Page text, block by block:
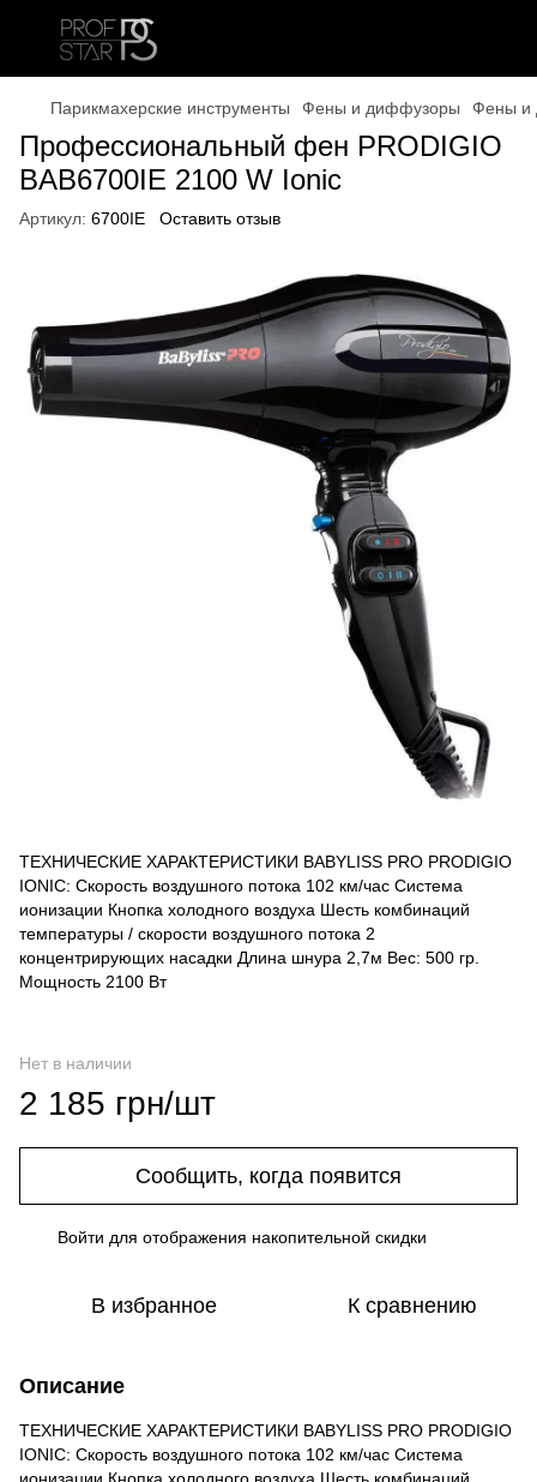
Парикмахерские инструменты Фены и диффузоры Фены и
Профессиональный фен PRODIGIO
BAB6700IE 2100 W Ionic
Артикул: 6700IE Оставить отзыв
ТЕХНИЧЕСКИЕ ХАРАКТЕРИСТИКИ BABYLISS PRO PRODIGIO
IONIC: Скорость воздушного потока 102 км/час Система
ионизации Кнопка холодного воздуха Шесть комбинаций
температуры / скорости воздушного потока 2
концентрирующих насадки Длина шнура 2,7м Вес: 500 гр.
Мощность 2100 Вт
Нет в наличии
2 185 грн/шт
Сообщить, когда появится
Войти для отображения накопительной скидки
В избранное К сравнению
Описание
ТЕХНИЧЕСКИЕ ХАРАКТЕРИСТИКИ BABYLISS PRO PRODIGIO
IONIC: Скорость воздушного потока 102 км/час Система